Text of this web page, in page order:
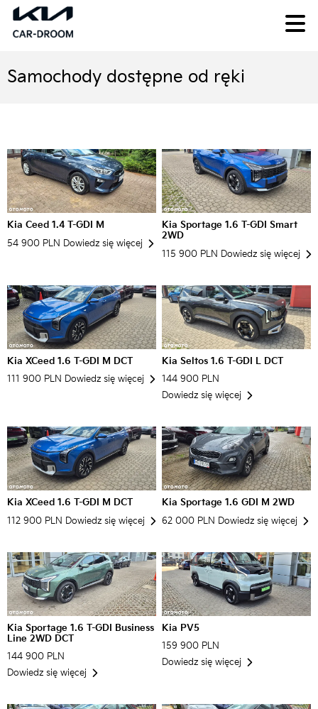
Skip
Samochody dostępne od ręki
Kia Ceed 1.4 T-GDI M
54 900 PLN Dowiedz się więcej
Kia Sportage 1.6 T-GDI Smart
2WD
115 900 PLN Dowiedz się więcej
Kia XCeed 1.6 T-GDI M DCT
111 900 PLN Dowiedz się więcej
Kia Seltos 1.6 T-GDI L DCT
144 900 PLN
Dowiedz się więcej
Kia XCeed 1.6 T-GDI M DCT
112 900 PLN Dowiedz się więcej
Kia Sportage 1.6 GDI M 2WD
62 000 PLN Dowiedz się więcej
Kia Sportage 1.6 T-GDI Business
Line 2WD DCT
144 900 PLN
Dowiedz się więcej
Kia PV5
159 900 PLN
Dowiedz się więcej